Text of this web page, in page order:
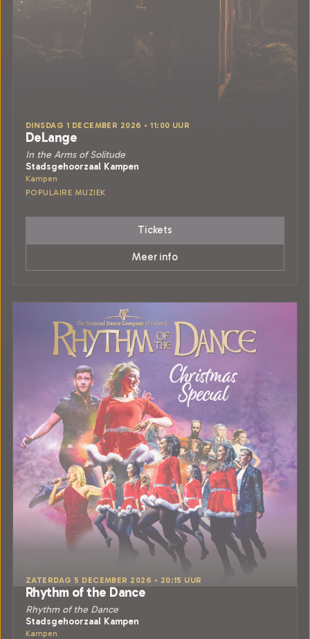
DINSDAG 1 DECEMBER 2026 • 11:00 UUR
DeLange
In the Arms of Solitude
Stadsgehoorzaal Kampen
Kampen
POPULAIRE MUZIEK
Tickets
Meer info
ZATERDAG 5 DECEMBER 2026 • 20:15 UUR
Rhythm of the Dance
Rhythm of the Dance
Stadsgehoorzaal Kampen
Kampen